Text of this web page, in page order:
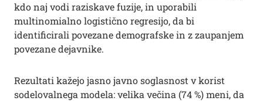
kdo naj vodi raziskave fuzije, in uporabili
multinomialno logistično regresijo, da bi
identificirali povezane demografske in z zaupanjem
povezane dejavnike.
Rezultati kažejo jasno javno soglasnost v korist
sodelovalnega modela: velika večina (74 %) meni, da